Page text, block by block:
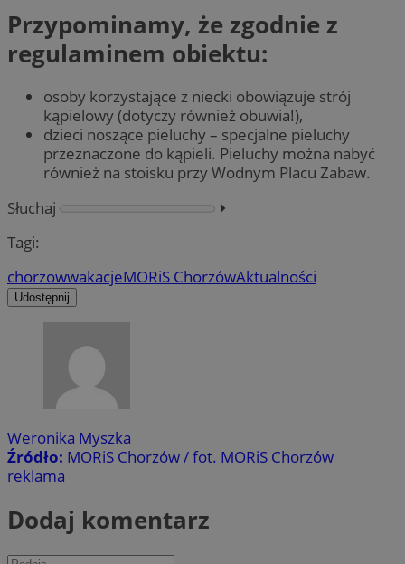
Przypominamy, że zgodnie z
regulaminem obiektu:
osoby korzystające z niecki obowiązuje strój
kąpielowy (dotyczy również obuwia!),
dzieci noszące pieluchy – specjalne pieluchy
przeznaczone do kąpieli. Pieluchy można nabyć
również na stoisku przy Wodnym Placu Zabaw.
Słuchaj
⏵︎
Tagi:
chorzowwakacjeMORiS ChorzówAktualności
Udostępnij
Weronika Myszka
Źródło: MORiS Chorzów / fot. MORiS Chorzów
reklama
Dodaj komentarz